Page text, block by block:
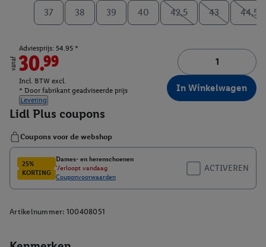
37 38 39 40 42,5 43 44,5
vanaf
Adviesprijs: 54.95 *
30.99
Incl. BTW excl.
* Door fabrikant geadviseerde prijs
Levering
In Winkelwagen
Artikelnummer: 100408051